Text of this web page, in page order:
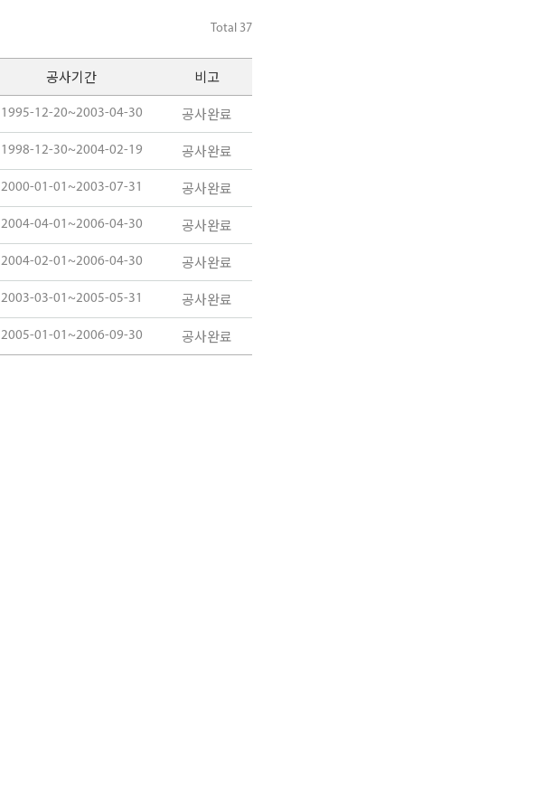
Total 37
공사기간
비고
1995-12-20~2003-04-30
공사완료
1998-12-30~2004-02-19
공사완료
2000-01-01~2003-07-31
공사완료
2004-04-01~2006-04-30
공사완료
2004-02-01~2006-04-30
공사완료
2003-03-01~2005-05-31
공사완료
2005-01-01~2006-09-30 공사완료